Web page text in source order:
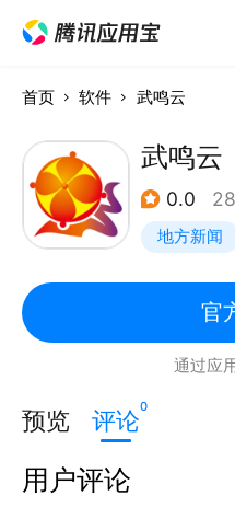
首页 软件 武鸣云
武鸣云
0.0
地方新闻
官
通过应
预览 评论0
用户评论